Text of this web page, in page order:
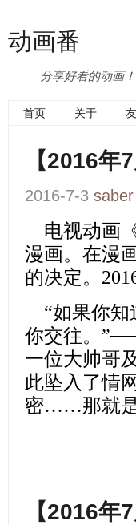
动画番
分享好看的动画！
首页 关于
【2016年
2016-7-3 saber
电视动画
漫画。在漫
的决定。
“如果你
你交往。
一位大帅哥
此坠入了情
密……那就是
【2016